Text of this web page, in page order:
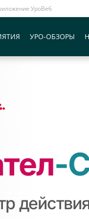
УроВеб
УРО-ОБЗОРЫ
-